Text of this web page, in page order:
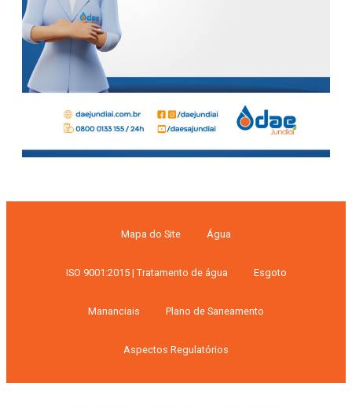
Mapa do Site Água
ISO 9001:2015 | Tratamento de água Esgoto
Mananciais Plano de Saneamento
Aspectos Regulatórios